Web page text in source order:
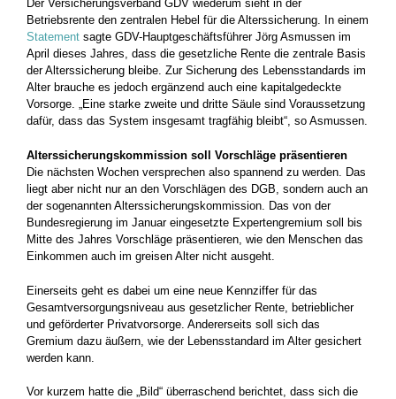
Der Versicherungsverband GDV wiederum sieht in der
Betriebsrente den zentralen Hebel für die Alterssicherung. In einem
Statement sagte GDV-Hauptgeschäftsführer Jörg Asmussen im
April dieses Jahres, dass die gesetzliche Rente die zentrale Basis
der Alterssicherung bleibe. Zur Sicherung des Lebensstandards im
Alter brauche es jedoch ergänzend auch eine kapitalgedeckte
Vorsorge. „Eine starke zweite und dritte Säule sind Voraussetzung
dafür, dass das System insgesamt tragfähig bleibt“, so Asmussen.
Alterssicherungskommission soll Vorschläge präsentieren
Die nächsten Wochen versprechen also spannend zu werden. Das
liegt aber nicht nur an den Vorschlägen des DGB, sondern auch an
der sogenannten Alterssicherungskommission. Das von der
Bundesregierung im Januar eingesetzte Expertengremium soll bis
Mitte des Jahres Vorschläge präsentieren, wie den Menschen das
Einkommen auch im greisen Alter nicht ausgeht.
Einerseits geht es dabei um eine neue Kennziffer für das
Gesamtversorgungsniveau aus gesetzlicher Rente, betrieblicher
und geförderter Privatvorsorge. Andererseits soll sich das
Gremium dazu äußern, wie der Lebensstandard im Alter gesichert
werden kann.
Vor kurzem hatte die „Bild“ überraschend berichtet, dass sich die